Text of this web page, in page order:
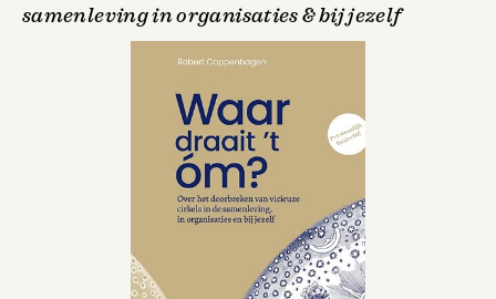
samenleving in organisaties & bij jezelf